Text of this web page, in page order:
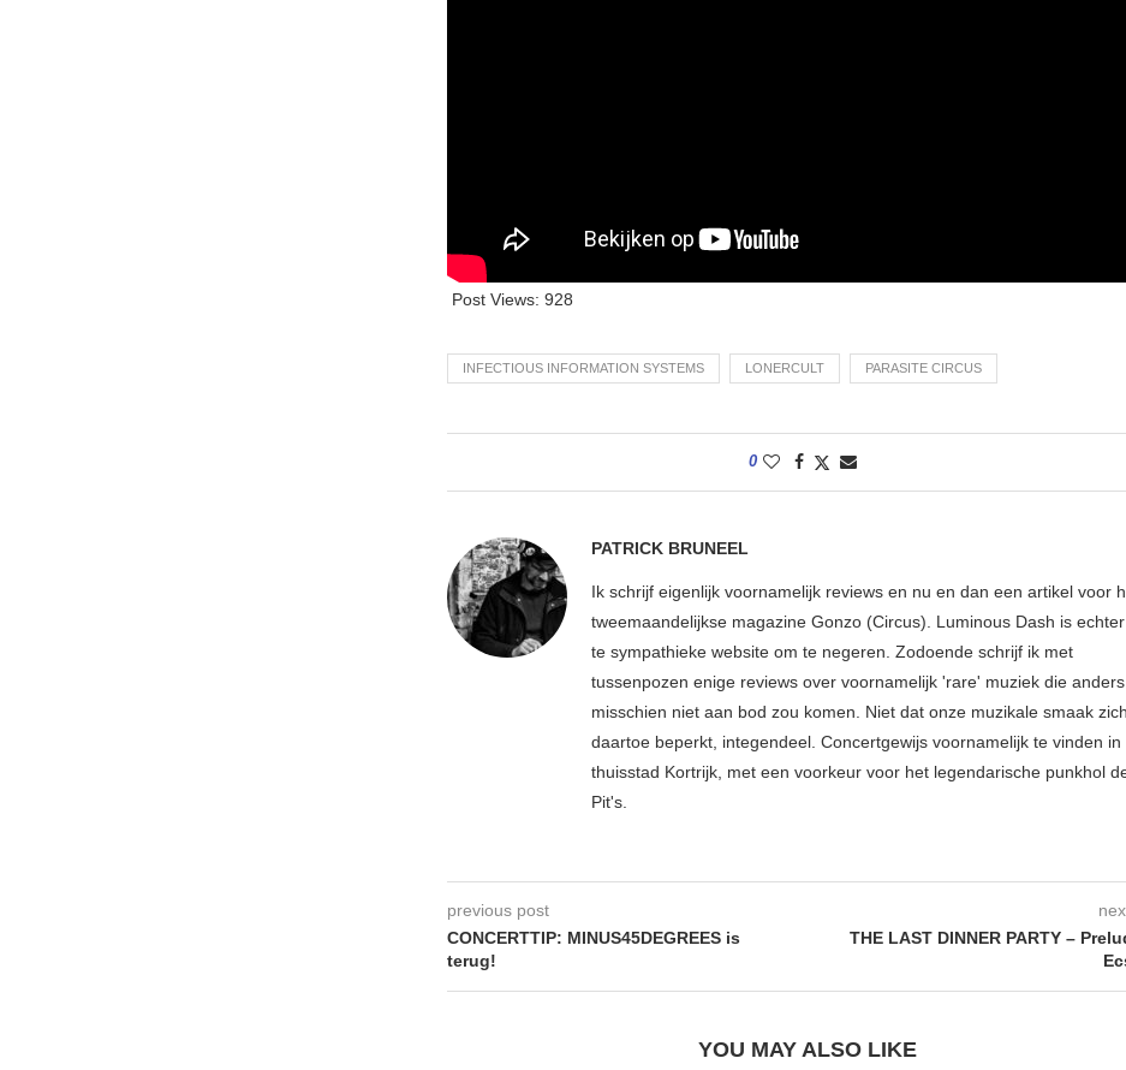
Post Views: 928
INFECTIOUS INFORMATION SYSTEMS LONERCULT PARASITE CIRCUS
0
PATRICK BRUNEEL
Ik schrijf eigenlijk voornamelijk reviews en nu en dan een artikel voor
tweemaandelijkse magazine Gonzo (Circus). Luminous Dash is
te sympathieke website om te negeren. Zodoende schrijf ik met
tussenpozen enige reviews over voornamelijk 'rare' muziek die anders
misschien niet aan bod zou komen. Niet dat onze muzikale smaak zich
daartoe beperkt, integendeel. Concertgewijs voornamelijk te vinden in
thuisstad Kortrijk, met een voorkeur voor het legendarische punkhol
Pit's.
previous post
CONCERTTIP: MINUS45DEGREES is
terug!
THE LAST DINNER PARTY –
YOU MAY ALSO LIKE